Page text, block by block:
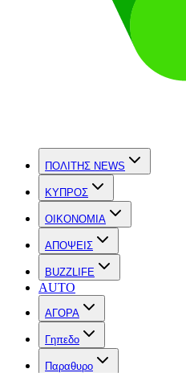
ΠΟΛΙΤΗΣ NEWS
ΚΥΠΡΟΣ
OIKONOMIA
ΑΠΟΨΕΙΣ
BUZZLIFE
AUTO
ΑΓΟΡΑ
Γηπεδο
Παραθυρο